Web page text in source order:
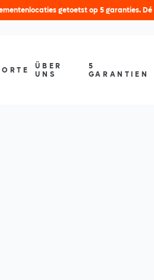
getoetst op 5 garanties.
ÜBER
UNS
5
GARANTIEN